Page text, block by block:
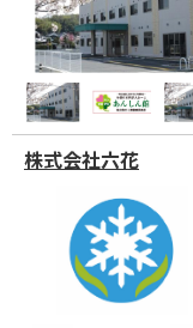
株式会社六花